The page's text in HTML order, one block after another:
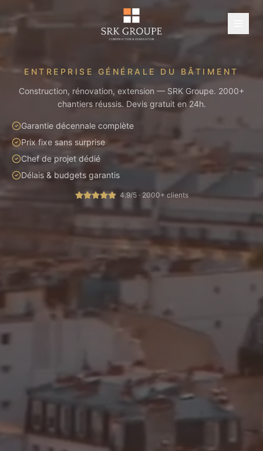
ENTREPRISE GÉNÉRALE DU BÂTIMENT
Construction, rénovation, extension — SRK Groupe. 2000+
chantiers réussis. Devis gratuit en 24h.
Garantie décennale complète
Prix fixe sans surprise
Chef de projet dédié
Délais & budgets garantis
4.9/5 · 2000+ clients